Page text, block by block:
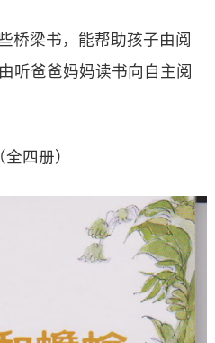
桥梁书，能帮助孩子由阅
听爸爸妈妈读书向自主阅
四册）